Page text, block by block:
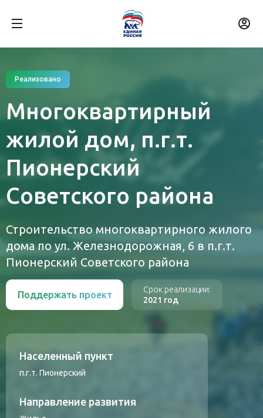
Реализовано
Многоквартирный
жилой дом, п.г.т.
Пионерский
Советского района
Строительство многоквартирного жилого
дома по ул. Железнодорожная, 6 в п.г.т.
Пионерский Советского района
Поддержать проект
Срок реализации:
2021 год
Населенный пункт
п.г.т. Пионерский
Направление развития